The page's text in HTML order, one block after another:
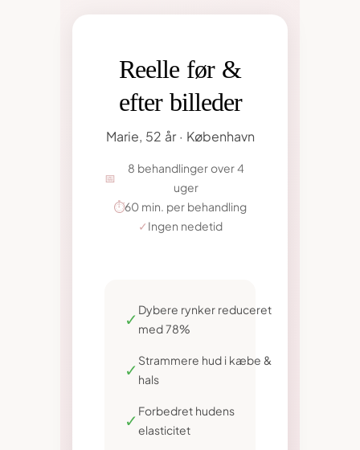
Reelle før &
efter billeder
Marie, 52 år · København
📅
8 behandlinger over 4
uger
⏱️60 min. per behandling
✓ Ingen nedetid
✓ Dybere rynker reduceret
med 78%
✓ Strammere hud i kæbe &
hals
✓ Forbedret hudens
elasticitet